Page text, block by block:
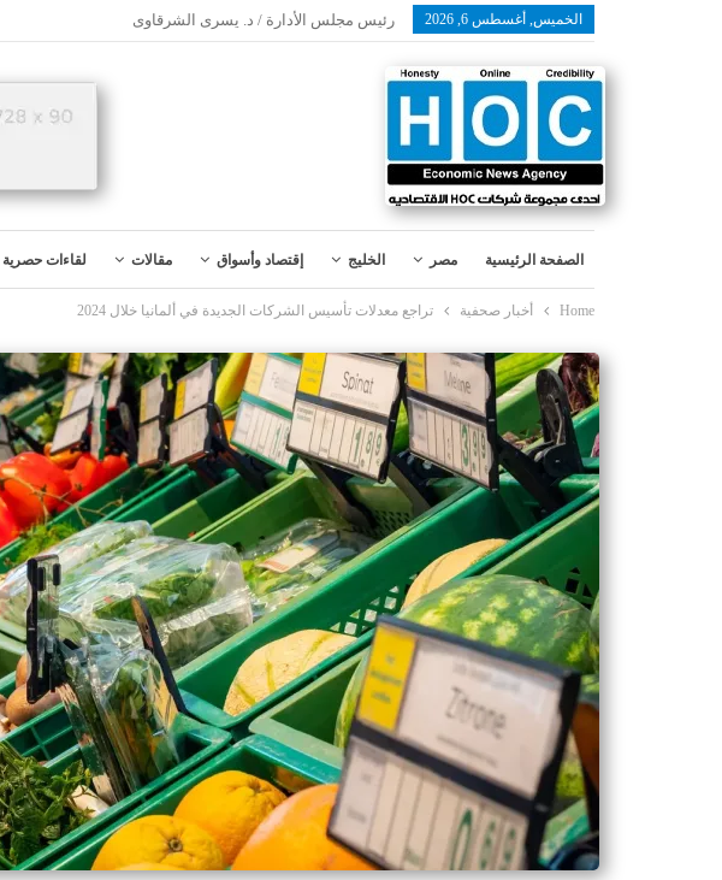
الخميس, أغسطس 6, 2026 رئيس مجلس الأدارة / د. يسرى الشرقاوى
الصفحة الرئيسية مصر الخليج إقتصاد وأسواق مقالات لقاءات حصرية
Home أخبار صحفية تراجع معدلات تأسيس الشركات الجديدة في ألمانيا خلال 2024